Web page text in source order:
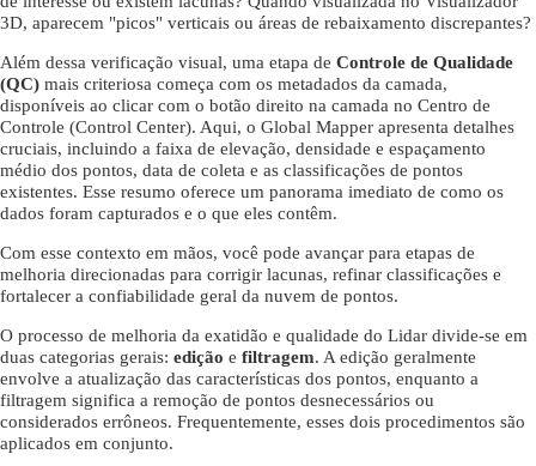
3D, aparecem "picos" verticais ou áreas de rebaixamento discrepantes?
Além dessa verificação visual, uma etapa de Controle de Qualidade
(QC) mais criteriosa começa com os metadados da camada,
disponíveis ao clicar com o botão direito na camada no Centro de
Controle (Control Center). Aqui, o Global Mapper apresenta detalhes
cruciais, incluindo a faixa de elevação, densidade e espaçamento
médio dos pontos, data de coleta e as classificações de pontos
existentes. Esse resumo oferece um panorama imediato de como os
dados foram capturados e o que eles contêm.
Com esse contexto em mãos, você pode avançar para etapas de
melhoria direcionadas para corrigir lacunas, refinar classificações e
fortalecer a confiabilidade geral da nuvem de pontos.
O processo de melhoria da exatidão e qualidade do Lidar divide-se em
duas categorias gerais: edição e filtragem. A edição geralmente
envolve a atualização das características dos pontos, enquanto a
filtragem significa a remoção de pontos desnecessários ou
considerados errôneos. Frequentemente, esses dois procedimentos são
aplicados em conjunto.